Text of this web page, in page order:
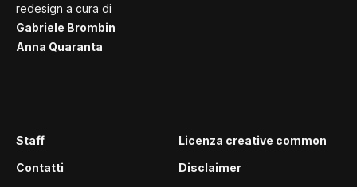
redesign a cura di
Gabriele Brombin
Anna Quaranta
Staff
Contatti
Licenza creative common
Disclaimer